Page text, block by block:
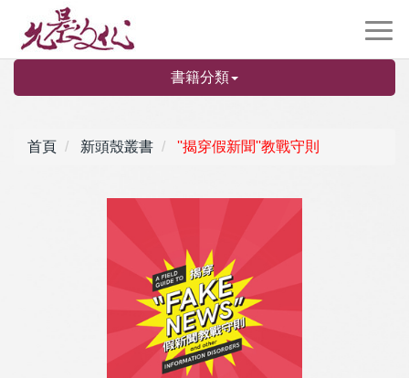
書籍分類
首頁 新頭殼叢書 ''揭穿假新聞''教戰守則